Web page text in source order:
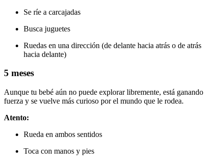
Se ríe a carcajadas
Busca juguetes
Ruedas en una dirección (de delante hacia atrás o de atrás
hacia delante)
5 meses
Aunque tu bebé aún no puede explorar libremente, está ganando
fuerza y se vuelve más curioso por el mundo que le rodea.
Atento:
Rueda en ambos sentidos
Toca con manos y pies